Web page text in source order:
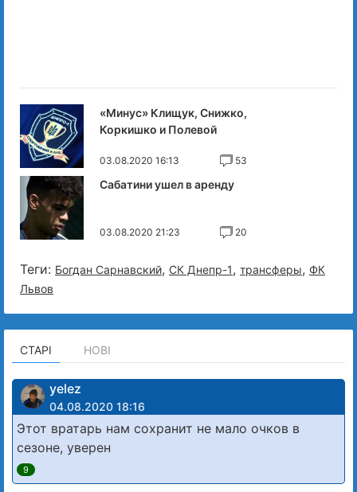
«Минус» Клищук, Снижко,
Коркишко и Полевой
03.08.2020 16:13 53
Сабатини ушел в аренду
03.08.2020 21:23 20
Теги: Богдан Сарнавский, СК Днепр-1, трансферы, ФК
Львов
СТАРІ НОВІ
yelez
04.08.2020 18:16
Этот вратарь нам сохранит не мало очков в
сезоне, уверен
9